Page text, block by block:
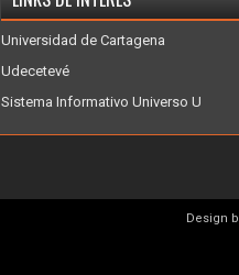
Universidad de Cartagena
Udecetevé
Sistema Informativo Universo U
Design